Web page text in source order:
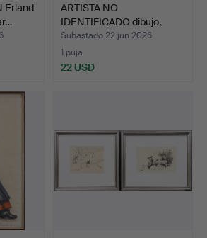
Erland
ARTISTA NO
IDENTIFICADO dibujo,
firmado.
Subastado 22 jun 2026
1 puja
22 USD